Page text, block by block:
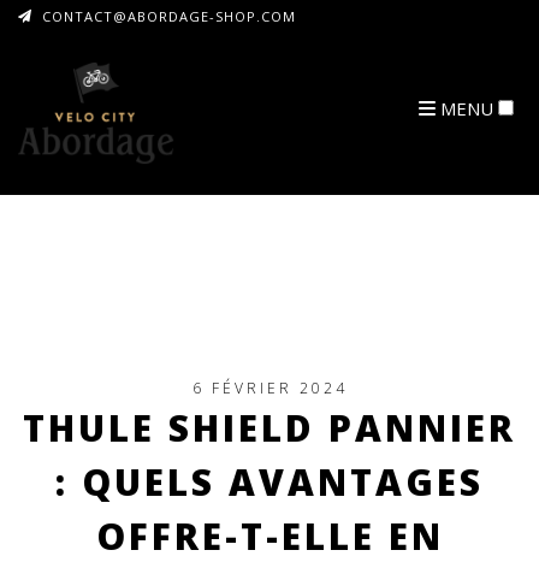
CONTACT@ABORDAGE-SHOP.COM
MENU
ARCHIVES
6 FÉVRIER 2024
THULE SHIELD PANNIER
: QUELS AVANTAGES
OFFRE-T-ELLE EN